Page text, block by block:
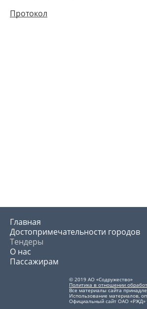
Протокол
Главная
Достопримечательности городов
Тендеры
О нас
Пассажирам
© 2019 АО «Содружество»
Политика в отношении
Все материалы сайта
Использование материалов,
Официальный сайт ОАО «РЖД»